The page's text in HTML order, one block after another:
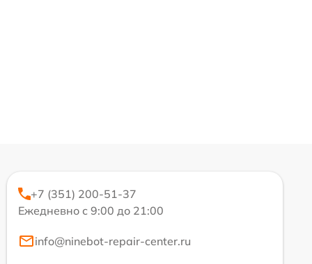
+7 (351) 200-51-37
Ежедневно с 9:00 до 21:00
info@ninebot-repair-center.ru